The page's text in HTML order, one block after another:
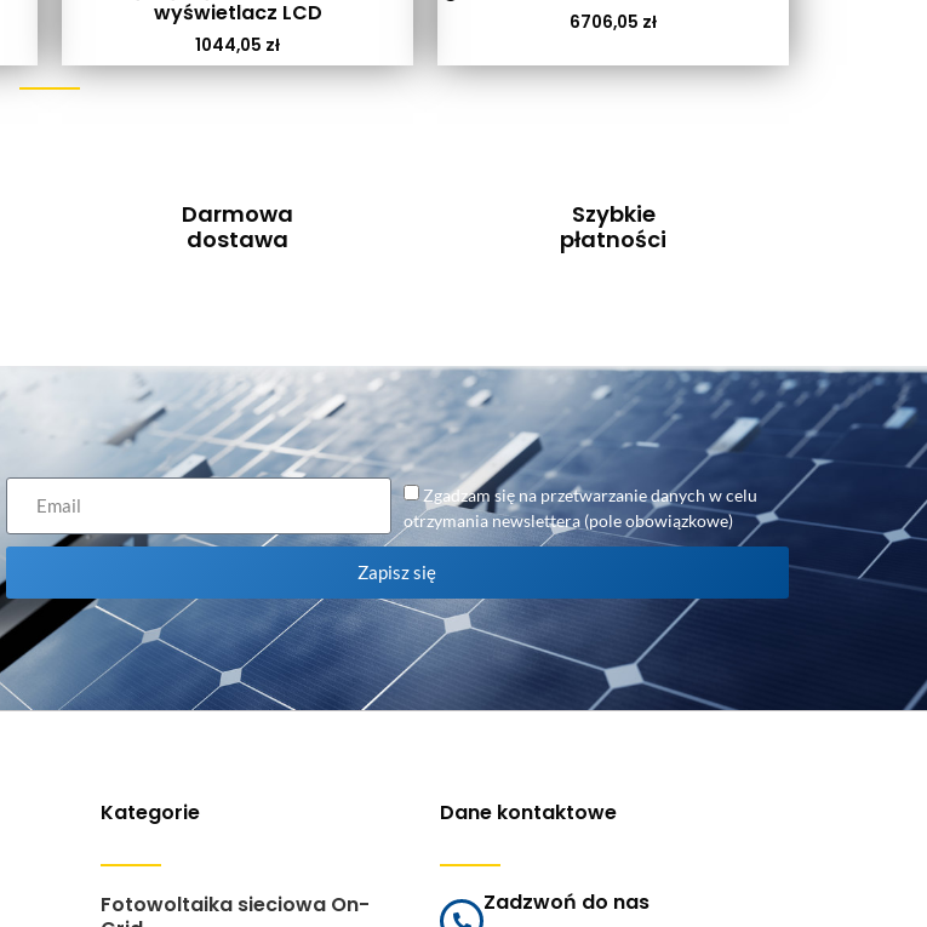
wyświetlacz LCD
1044,05 zł
6706,05 zł
Darmowa
dostawa
Szybkie
płatności
Zgadzam się na przetwarzanie danych w celu
otrzymania newslettera (pole obowiązkowe)
Zapisz się
Kategorie
Fotowoltaika sieciowa On-
Dane kontaktowe
Zadzwoń do nas